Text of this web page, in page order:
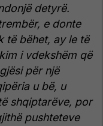
detyrë.
e donte
të bëhet, ay le të
i vdekshëm që
për një
u bë, u
shqiptarëve, por
pushteteve